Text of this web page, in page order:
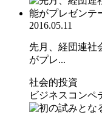
2016.05.11
先月、経団連社
がプレ...
社会的投資
ビジネスコンペ